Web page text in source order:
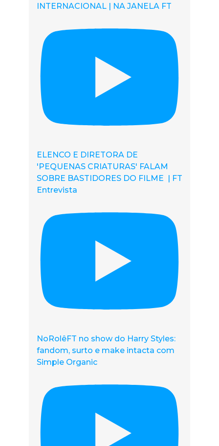
INTERNACIONAL | NA JANELA FT
ELENCO E DIRETORA DE
'PEQUENAS CRIATURAS' FALAM
SOBRE BASTIDORES DO FILME | FT
Entrevista
NoRolêFT no show do Harry Styles:
fandom, surto e make intacta com
Simple Organic